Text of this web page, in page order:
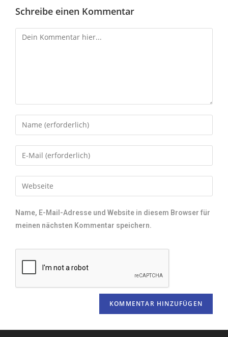
Schreibe einen Kommentar
Name, E-Mail-Adresse und Website in diesem Browser für
meinen nächsten Kommentar speichern.